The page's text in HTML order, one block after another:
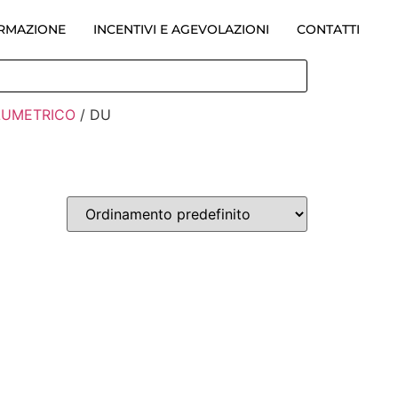
INCENTIVI E AGEVOLAZIONI CONTATTI
/ DU